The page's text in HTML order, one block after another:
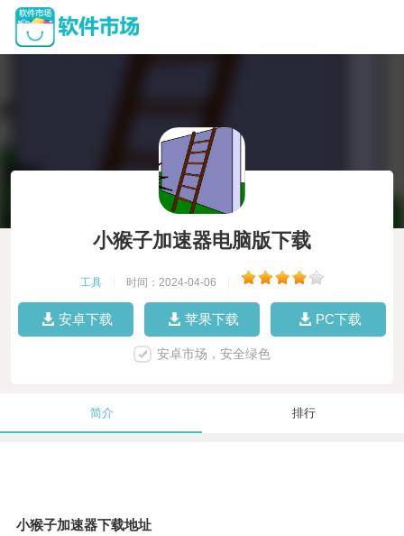
小猴子加速器电脑版下载
工具 时间：2024-04-06
安卓下载 苹果下载 PC下载
安卓市场，安全绿色
简介 排行
小猴子加速器下载地址